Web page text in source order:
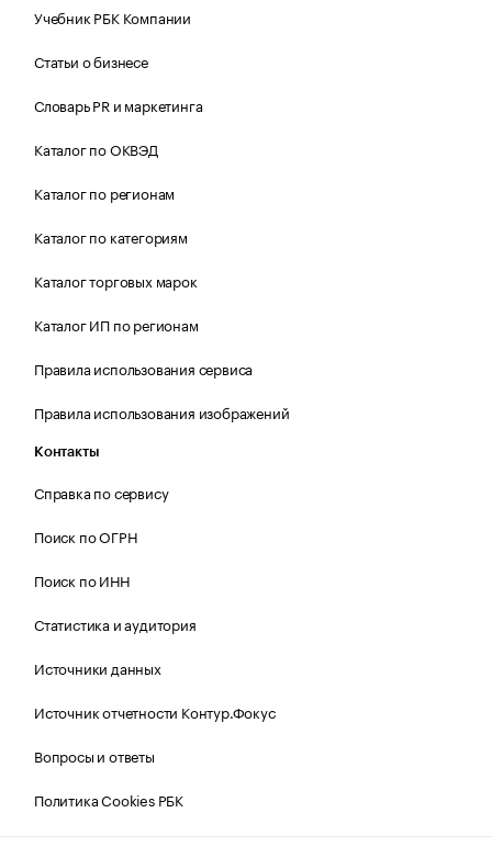
Учебник РБК Компании
Статьи о бизнесе
Словарь PR и маркетинга
Каталог по ОКВЭД
Каталог по регионам
Каталог по категориям
Каталог торговых марок
Каталог ИП по регионам
Правила использования сервиса
Правила использования изображений
Контакты
Справка по сервису
Поиск по ОГРН
Поиск по ИНН
Статистика и аудитория
Источники данных
Источник отчетности Контур.Фокус
Вопросы и ответы
Политика Cookies РБК